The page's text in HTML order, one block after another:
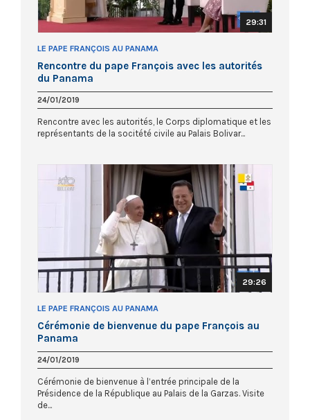
29:31
LE PAPE FRANÇOIS AU PANAMA
Rencontre du pape François avec les autorités
du Panama
24/01/2019
Rencontre avec les autorités, le Corps diplomatique et les
représentants de la socitété civile au Palais Bolivar...
29:26
LE PAPE FRANÇOIS AU PANAMA
Cérémonie de bienvenue du pape François au
Panama
24/01/2019
Cérémonie de bienvenue à l’entrée principale de la
Présidence de la République au Palais de la Garzas. Visite
de...